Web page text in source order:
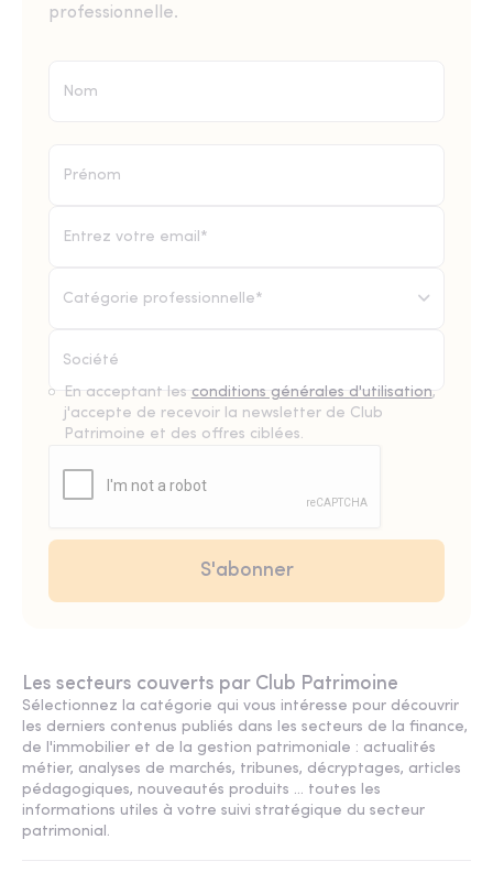
professionnelle.
Catégorie professionnelle*
En acceptant les conditions générales d'utilisation,
j'accepte de recevoir la newsletter de Club
Patrimoine et des offres ciblées.
Les secteurs couverts par Club Patrimoine
Sélectionnez la catégorie qui vous intéresse pour découvrir
les derniers contenus publiés dans les secteurs de la finance,
de l'immobilier et de la gestion patrimoniale : actualités
métier, analyses de marchés, tribunes, décryptages, articles
pédagogiques, nouveautés produits ... toutes les
informations utiles à votre suivi stratégique du secteur
patrimonial.